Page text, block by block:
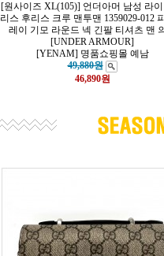
[원사이즈 XL(105)] 언더아머 남성 라
리스 후리스 크루 맨투맨 1359029-012
레이 기모 라운드 넥 긴팔 티셔츠 맨
[UNDER ARMOUR]
[YENAM] 명품쇼핑몰 예남
49,880원
46,890원